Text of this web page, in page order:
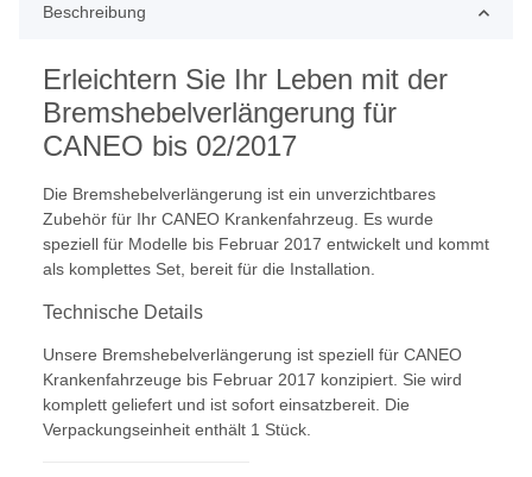
Beschreibung
Erleichtern Sie Ihr Leben mit der
Bremshebelverlängerung für
CANEO bis 02/2017
Die Bremshebelverlängerung ist ein unverzichtbares
Zubehör für Ihr CANEO Krankenfahrzeug. Es wurde
speziell für Modelle bis Februar 2017 entwickelt und kommt
als komplettes Set, bereit für die Installation.
Technische Details
Unsere Bremshebelverlängerung ist speziell für CANEO
Krankenfahrzeuge bis Februar 2017 konzipiert. Sie wird
komplett geliefert und ist sofort einsatzbereit. Die
Verpackungseinheit enthält 1 Stück.